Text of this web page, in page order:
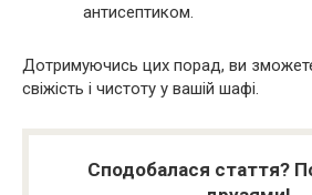
антисептиком.
Дотримуючись цих порад, ви
свіжість і чистоту у вашій шафі.
Сподобалася стаття?